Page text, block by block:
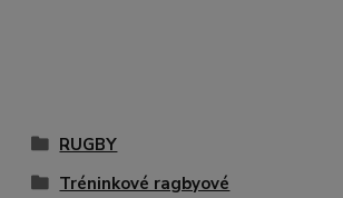
RUGBY
Tréninkové ragbyové